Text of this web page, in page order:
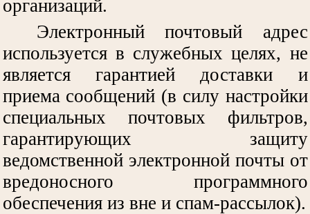
организаций.
Электронный почтовый адрес
используется в служебных целях, не
является гарантией доставки и
приема сообщений (в силу настройки
специальных почтовых фильтров,
гарантирующих защиту
ведомственной электронной почты от
вредоносного программного
обеспечения из вне и спам-рассылок).